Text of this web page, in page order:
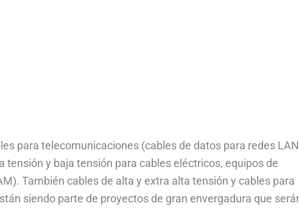
para telecomunicaciones (cables de datos para redes
y baja tensión para cables eléctricos, equipos de
También cables de alta y extra alta tensión y cables para
siendo parte de proyectos de gran envergadura que